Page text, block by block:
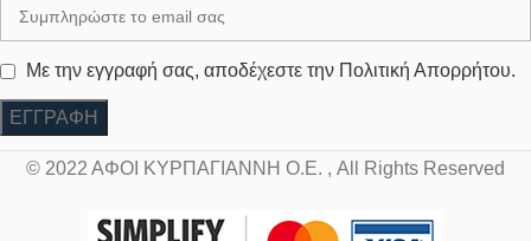
Με την εγγραφή σας, αποδέχεστε την Πολιτική Απορρήτου.
© 2022 ΑΦΟΙ ΚΥΡΠΑΓΙΑΝΝΗ Ο.Ε. , All Rights Reserved